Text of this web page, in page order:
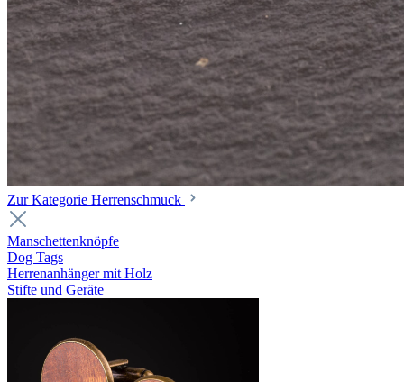
Zur Kategorie Herrenschmuck
Manschettenknöpfe
Dog Tags
Herrenanhänger mit Holz
Stifte und Geräte